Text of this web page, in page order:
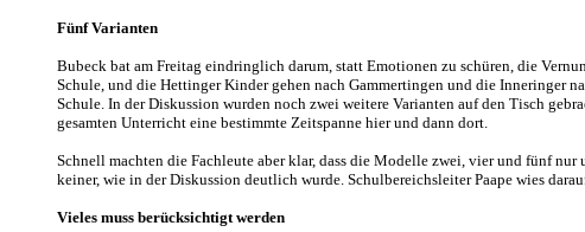
Fünf Varianten
Bubeck bat am Freitag eindringlich darum, statt Emotionen zu schüren, die
Schule, und die Hettinger Kinder gehen nach Gammertingen und die Inneringer
Schule. In der Diskussion wurden noch zwei weitere Varianten auf den Tisch
gesamten Unterricht eine bestimmte Zeitspanne hier und dann dort.
Schnell machten die Fachleute aber klar, dass die Modelle zwei, vier und fünf
keiner, wie in der Diskussion deutlich wurde. Schulbereichsleiter Paape wies
Vieles muss berücksichtigt werden